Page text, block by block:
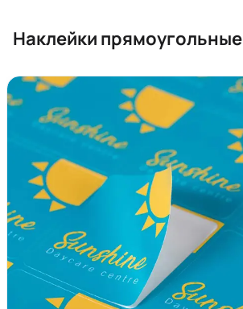
Наклейки прямоугольные